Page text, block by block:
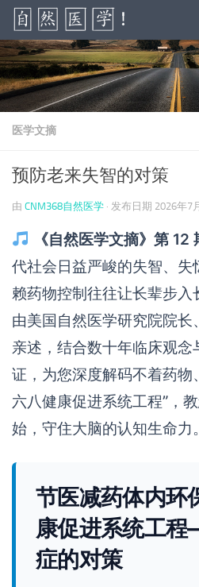
跳至内容
医学文摘
预防老来失智的对策
由 CNM368自然医学 · 发布日期 2026年7
《自然医学文摘》第 12
代社会日益严峻的失智、失
赖药物控制往往让长辈步入
由美国自然医学研究院院长
亲述，结合数十年临床观
证，为您深度解码不着药物
六八健康促进系统工程”，
始，守住大脑的认知生命力。
节医减药体内环
康促进系统工
症的对策